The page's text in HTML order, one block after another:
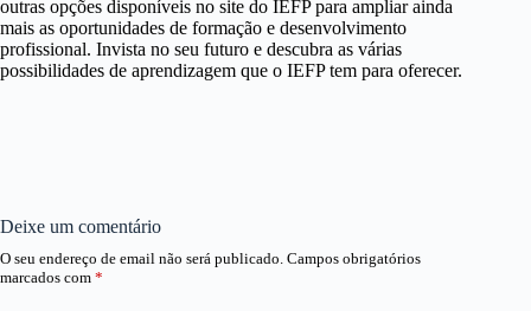
outras opções disponíveis no site do IEFP para ampliar ainda
mais as oportunidades de formação e desenvolvimento
profissional. Invista no seu futuro e descubra as várias
possibilidades de aprendizagem que o IEFP tem para oferecer.
Deixe um comentário
O seu endereço de email não será publicado. Campos obrigatórios
marcados com *